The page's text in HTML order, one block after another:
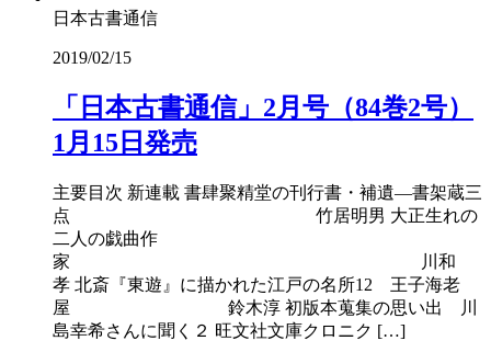
日本古書通信
2019/02/15
「日本古書通信」2月号（84巻2号）
1月15日発売
主要目次 新連載 書肆聚精堂の刊行書・補遺―書架蔵三
点 竹居明男 大正生れの
二人の戯曲作
家 川和
孝 北斎『東遊』に描かれた江戸の名所12 王子海老
屋 鈴木淳 初版本蒐集の思い出 川
島幸希さんに聞く２ 旺文社文庫クロニク […]